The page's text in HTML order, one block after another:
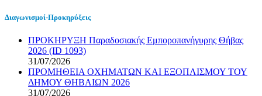
Διαγωνισμοί-Προκηρύξεις
ΠΡΟΚΗΡΥΞΗ Παραδοσιακής Εμποροπανήγυρης Θήβας
2026 (ID 1093)
31/07/2026
ΠΡΟΜΗΘΕΙΑ ΟΧΗΜΑΤΩΝ ΚΑΙ ΕΞΟΠΛΙΣΜΟΥ ΤΟΥ
ΔΗΜΟΥ ΘΗΒΑΙΩΝ 2026
31/07/2026